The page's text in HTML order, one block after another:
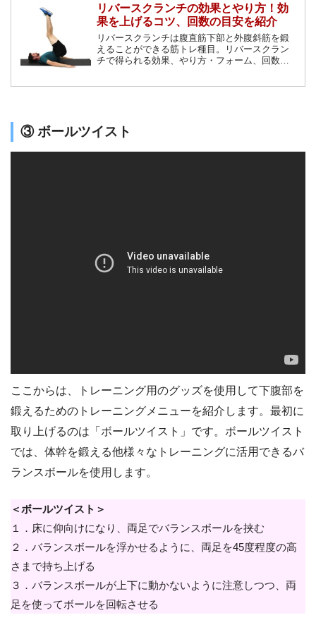
リバースクランチの効果とやり方！効
果を上げるコツ、回数の目安を紹介
リバースクランチは腹直筋下部と外腹斜筋を鍛
えることができる筋トレ種目。リバースクラン
チで得られる効果、やり方・フォーム、回数の
③ ボールツイスト
ここからは、トレーニング用のグッズを使用して下腹部を
鍛えるためのトレーニングメニューを紹介します。最初に
取り上げるのは「ボールツイスト」です。ボールツイスト
では、体幹を鍛える他様々なトレーニングに活用できるバ
ランスボールを使用します。
＜ボールツイスト＞
１．床に仰向けになり、両足でバランスボールを挟む
２．バランスボールを浮かせるように、両足を45度程度の高
さまで持ち上げる
３．バランスボールが上下に動かないように注意しつつ、両
足を使ってボールを回転させる